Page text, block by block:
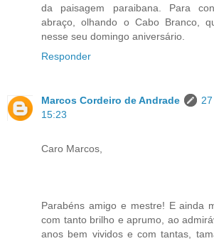
da paisagem paraibana. Para
abraço, olhando o Cabo Branco,
nesse seu domingo aniversário.
Responder
Marcos Cordeiro de Andrade
15:23
Caro Marcos,
Parabéns amigo e mestre! E ainda
com tanto brilho e aprumo, ao
anos bem vividos e com tantas,